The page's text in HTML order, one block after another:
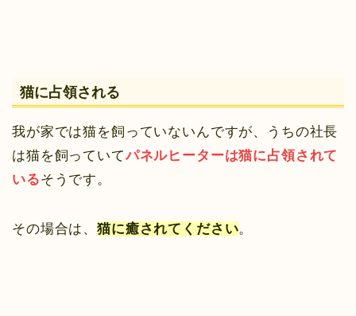
猫に占領される
我が家では猫を飼っていないんですが、うちの社長
は猫を飼っていてパネルヒーターは猫に占領されて
いるそうです。
その場合は、猫に癒されてください。